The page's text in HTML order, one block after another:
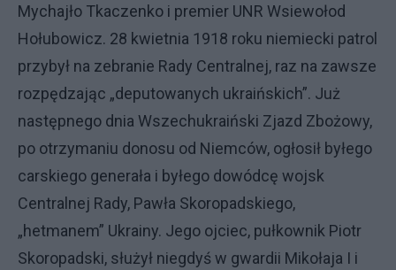
Mychajło Tkaczenko i premier UNR Wsiewołod
Hołubowicz. 28 kwietnia 1918 roku niemiecki patrol
przybył na zebranie Rady Centralnej, raz na zawsze
rozpędzając „deputowanych ukraińskich”. Już
następnego dnia Wszechukraiński Zjazd Zbożowy,
po otrzymaniu donosu od Niemców, ogłosił byłego
carskiego generała i byłego dowódcę wojsk
Centralnej Rady, Pawła Skoropadskiego,
„hetmanem” Ukrainy. Jego ojciec, pułkownik Piotr
Skoropadski, służył niegdyś w gwardii Mikołaja I i